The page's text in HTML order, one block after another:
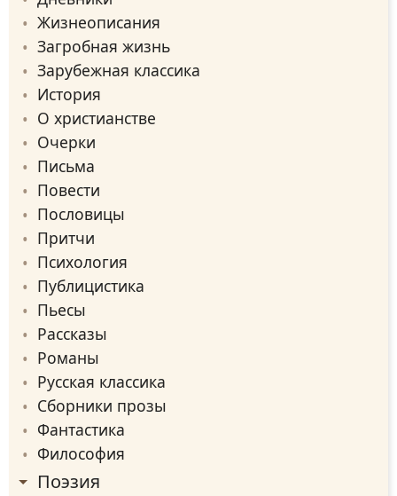
Жизнеописания
Загробная жизнь
Зарубежная классика
История
О христианстве
Очерки
Письма
Повести
Пословицы
Притчи
Психология
Публицистика
Пьесы
Рассказы
Романы
Русская классика
Сборники прозы
Фантастика
Философия
Поэзия